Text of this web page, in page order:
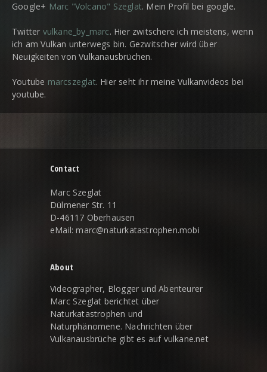
Google+ Marc "Volcano" Szeglat. Mein Profil bei google.
Twitter vulkane_by_marc. Hier zwitschere ich meistens, wenn
ich am Vulkan unterwegs bin. Gezwitscher wird über
Neuigkeiten von Vulkanausbrüchen.
Youtube marcszeglat. Hier seht ihr meine Vulkanvideos bei
youtube.
Contact
Marc Szeglat
Dülmener Str. 11
D-46117 Oberhausen
eMail: marc@naturkatastrophen.mobi
About
Videographer, Blogger und Abenteurer
Marc Szeglat berichtet über
Naturkatastrophen und
Naturphänomene. Nachrichten über
Vulkanausbrüche gibt es auf vulkane.net